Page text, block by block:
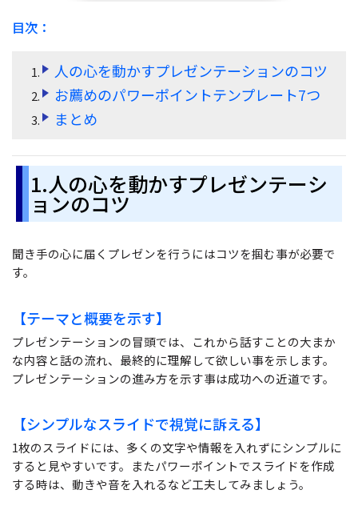
閲覧・活用
PDF 注釈
PDF 印刷
AI ツール
サポート
システム要件
よくある質問
お問い合わせ
専門スタッフ直通
050-3066-4378
私たちをフォロー
目次：
人の心を動かすプレゼンテーションのコツ
お薦めのパワーポイントテンプレート7つ
まとめ
1.人の心を動かすプレゼンテーシ
ョンのコツ
聞き手の心に届くプレゼンを行うにはコツを掴む事が必要で
す。
【テーマと概要を示す】
プレゼンテーションの冒頭では、これから話すことの大まか
な内容と話の流れ、最終的に理解して欲しい事を示します。
プレゼンテーションの進み方を示す事は成功への近道です。
【シンプルなスライドで視覚に訴える】
1枚のスライドには、多くの文字や情報を入れずにシンプルに
すると見やすいです。またパワーポイントでスライドを作成
する時は、動きや音を入れるなど工夫してみましょう。